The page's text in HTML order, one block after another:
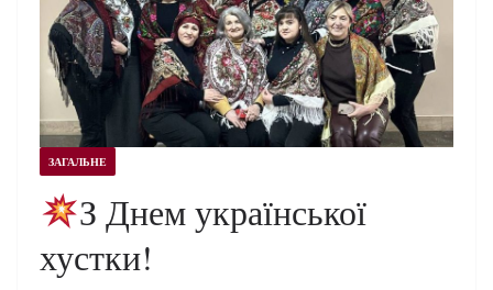
ЗАГАЛЬНЕ
З Днем української
хустки!